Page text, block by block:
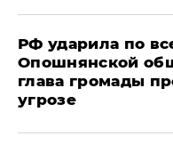
РФ ударила по
Опошнянской
глава громады
угрозе